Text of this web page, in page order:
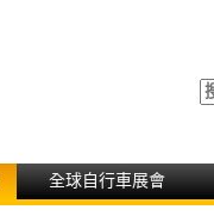
全球自行車展會